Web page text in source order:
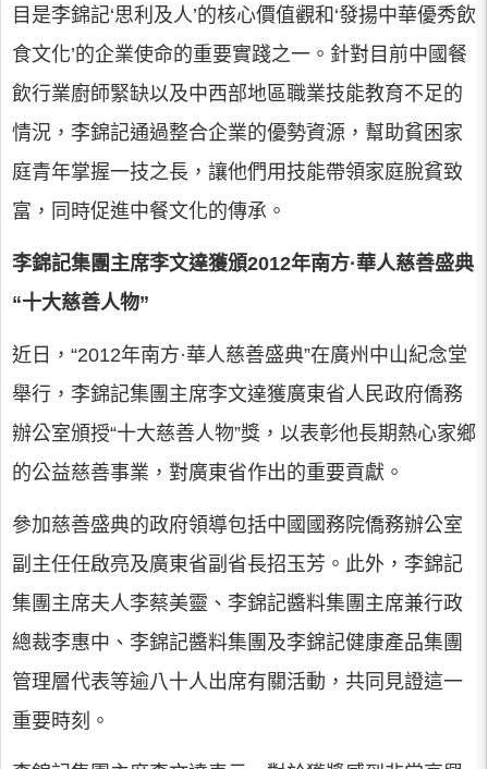
目是李錦記‘思利及人’的核心價值觀和‘發揚中華優秀飲
食文化’的企業使命的重要實踐之一。針對目前中國餐
飲行業廚師緊缺以及中西部地區職業技能教育不足的
情況，李錦記通過整合企業的優勢資源，幫助貧困家
庭青年掌握一技之長，讓他們用技能帶領家庭脫貧致
富，同時促進中餐文化的傳承。
李錦記集團主席李文達獲頒2012年南方·華人慈善盛典
“十大慈善人物”
近日，“2012年南方·華人慈善盛典”在廣州中山紀念堂
舉行，李錦記集團主席李文達獲廣東省人民政府僑務
辦公室頒授“十大慈善人物”獎，以表彰他長期熱心家鄉
的公益慈善事業，對廣東省作出的重要貢獻。
參加慈善盛典的政府領導包括中國國務院僑務辦公室
副主任任啟亮及廣東省副省長招玉芳。此外，李錦記
集團主席夫人李蔡美靈、李錦記醬料集團主席兼行政
總裁李惠中、李錦記醬料集團及李錦記健康產品集團
管理層代表等逾八十人出席有關活動，共同見證這一
重要時刻。